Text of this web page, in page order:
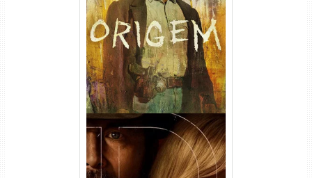
(2026) WEB-DL 1080p/4K
Dual Áudio